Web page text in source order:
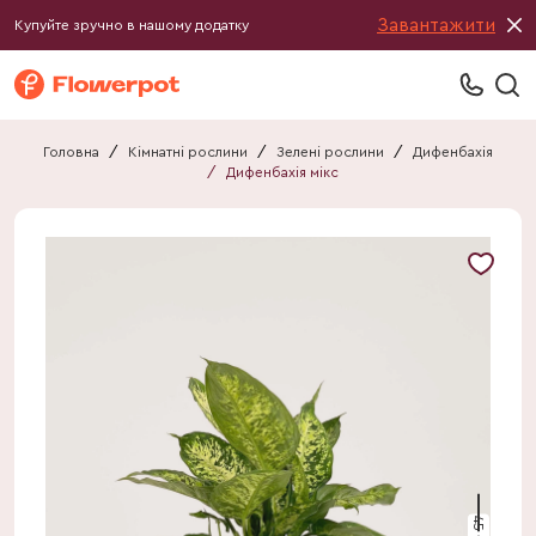
Купуйте зручно в нашому додатку Завантажити
Головна / Кімнатні рослини / Зелені рослини /
Дифенбахія
/
Дифенбахія мікс